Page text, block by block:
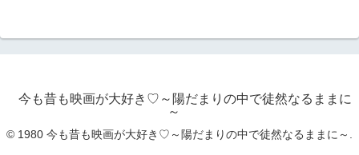
今も昔も映画が大好き♡～陽だまりの中で徒然なるままに
～
© 1980 今も昔も映画が大好き♡～陽だまりの中で徒然なるままに～.